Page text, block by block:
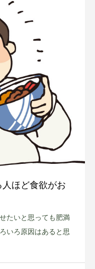
人ほど食欲がお
たいと思っても肥満
いろ原因はあると思